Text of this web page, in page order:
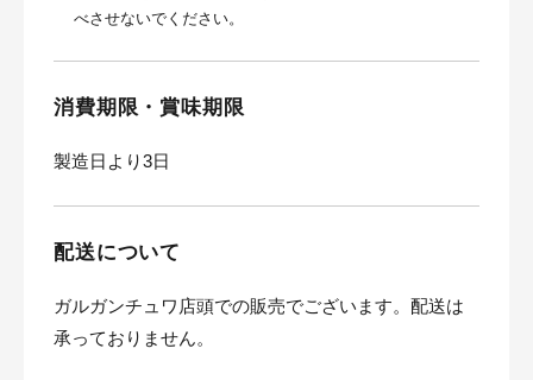
べさせないでください。
消費期限・賞味期限
製造日より3日
配送について
ガルガンチュワ店頭での販売でございます。配送は
承っておりません。